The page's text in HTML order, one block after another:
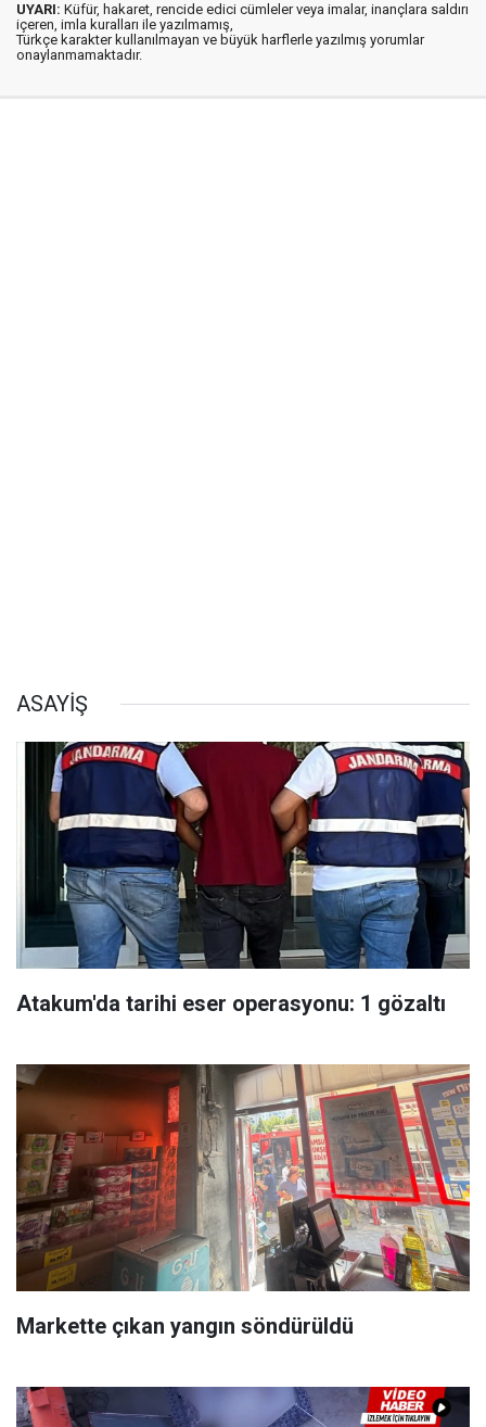
UYARI: Küfür, hakaret, rencide edici cümleler veya imalar, inançlara saldırı
içeren, imla kuralları ile yazılmamış,
Türkçe karakter kullanılmayan ve büyük harflerle yazılmış yorumlar
onaylanmamaktadır.
ASAYİŞ
Atakum'da tarihi eser operasyonu: 1 gözaltı
Markette çıkan yangın söndürüldü